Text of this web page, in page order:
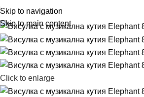
Skip to navigation
Skip to main content
Click to enlarge